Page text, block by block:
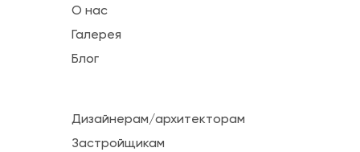
О нас
Галерея
Блог
Дизайнерам/архитекторам
Застройщикам